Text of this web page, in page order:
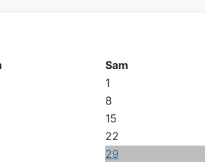
Sam
1
8
15
22
29